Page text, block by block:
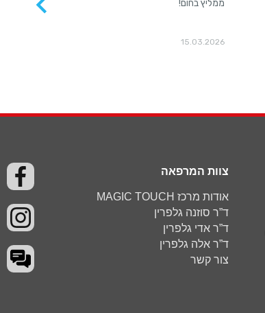
צוות המרפאה
אודות מרכז MAGIC TOUCH
ד”ר סוזנה גלפרין
ד”ר אדי גלפרין
ד”ר אלה גלפרין
צור קשר